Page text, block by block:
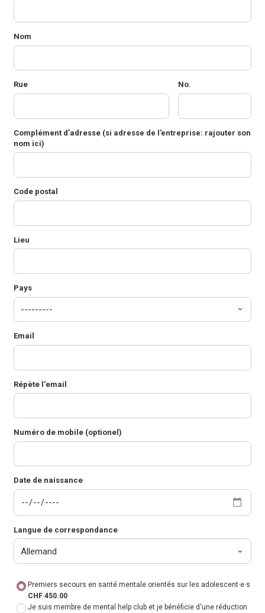
Nom
Rue No.
Complément d’adresse (si adresse de l’entreprise: rajouter son
nom ici)
Code postal
Lieu
Pays
Email
Répète l'email
Numéro de mobile (optionel)
Date de naissance
Langue de correspondance
Premiers secours en santé mentale orientés sur les adolescent·e·s
CHF 450.00
Je suis membre de mental help club et je bénéficie d'une réduction